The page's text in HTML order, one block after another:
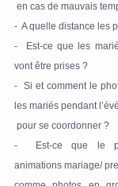
en cas de mauvais
-  A quelle distance les
-  Est-ce que les
vont être prises ?
-  Si et comment le
les mariés pendant
pour se coordonner ?
-  Est-ce que le
animations mariage/